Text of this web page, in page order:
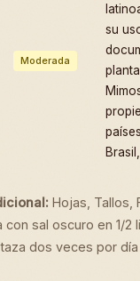
Moderada
su
Hojas, Tallos,
con sal oscuro en 1/2
dos veces por